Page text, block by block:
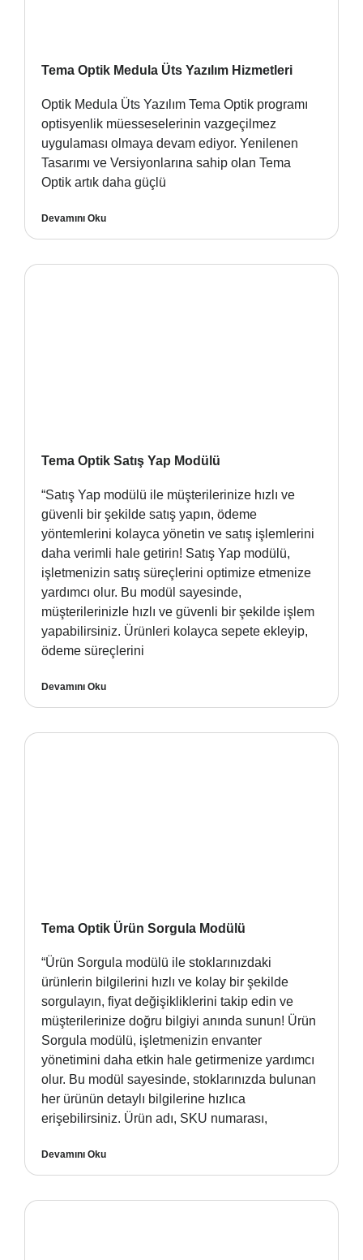
Tema Optik Medula Üts Yazılım Hizmetleri
Optik Medula Üts Yazılım Tema Optik programı
optisyenlik müesseselerinin vazgeçilmez
uygulaması olmaya devam ediyor. Yenilenen
Tasarımı ve Versiyonlarına sahip olan Tema
Optik artık daha güçlü
Devamını Oku
Tema Optik Satış Yap Modülü
“Satış Yap modülü ile müşterilerinize hızlı ve
güvenli bir şekilde satış yapın, ödeme
yöntemlerini kolayca yönetin ve satış işlemlerini
daha verimli hale getirin! Satış Yap modülü,
işletmenizin satış süreçlerini optimize etmenize
yardımcı olur. Bu modül sayesinde,
müşterilerinizle hızlı ve güvenli bir şekilde işlem
yapabilirsiniz. Ürünleri kolayca sepete ekleyip,
ödeme süreçlerini
Devamını Oku
Tema Optik Ürün Sorgula Modülü
“Ürün Sorgula modülü ile stoklarınızdaki
ürünlerin bilgilerini hızlı ve kolay bir şekilde
sorgulayın, fiyat değişikliklerini takip edin ve
müşterilerinize doğru bilgiyi anında sunun! Ürün
Sorgula modülü, işletmenizin envanter
yönetimini daha etkin hale getirmenize yardımcı
olur. Bu modül sayesinde, stoklarınızda bulunan
her ürünün detaylı bilgilerine hızlıca
erişebilirsiniz. Ürün adı, SKU numarası,
Devamını Oku